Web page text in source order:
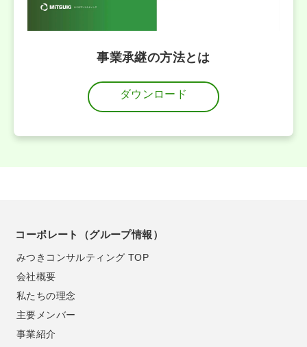
事業承継の方法とは
ダウンロード
コーポレート（グループ情報）
みつきコンサルティング TOP
会社概要
私たちの理念
主要メンバー
事業紹介